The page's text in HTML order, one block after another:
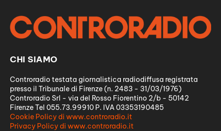
CHI SIAMO
Controradio testata giornalistica radiodiffusa registrata
presso il Tribunale di Firenze (n. 2483 - 31/03/1976)
Controradio Srl - via del Rosso Fiorentino 2/b - 50142
Firenze Tel 055.73.99910 P. IVA 03353190485
Cookie Policy di www.controradio.it
Privacy Policy di www.controradio.it